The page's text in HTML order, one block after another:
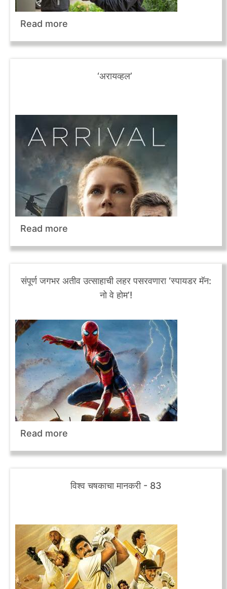
Read more
‘अरायव्हल’
Read more
संपूर्ण जगभर अतीव उत्साहाची लहर पसरवणारा ‘स्पायडर मॅन:
नो वे होम’!
Read more
विश्व चषकाचा मानकरी - 83